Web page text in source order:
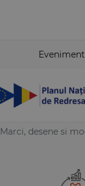
desene si